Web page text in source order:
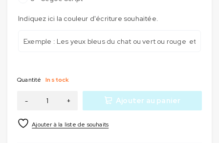
Indiquez ici la couleur d'écriture souhaitée.
Quantité In stock
Ajouter au panier